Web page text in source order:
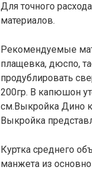
Для точного
материалов.
Рекомендуемые
плащевка, дюспо,
продублировать
200гр. В капюшон
см.Выкройка Дино
Выкройка
Куртка среднего
манжета из